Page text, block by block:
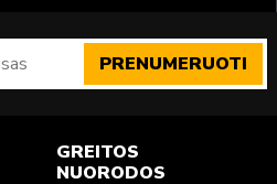
PRENUMERUOTI
GREITOS
NUORODOS